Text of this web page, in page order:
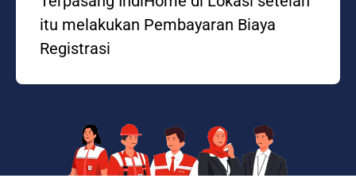
itu melakukan Pembayaran Biaya
Registrasi